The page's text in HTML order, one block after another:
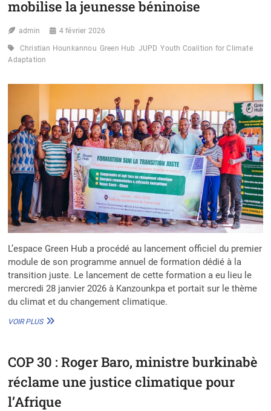
FONT
MOINS
MORTS
ET
MILLIERS
SINISTRÉS
mobilise la jeunesse béninoise
admin 4 février 2026
Christian Hounkannou Green Hub JUPD Youth Coalition for Climate
Adaptation
L’espace Green Hub a procédé au lancement officiel du premier
module de son programme annuel de formation dédié à la
transition juste. Le lancement de cette formation a eu lieu le
mercredi 28 janvier 2026 à Kanzounkpa et portait sur le thème
du climat et du changement climatique.
VOIR PLUSTRANSITION
HUB
ET
LA
COP 30 : Roger Baro, ministre burkinabè
réclame une justice climatique pour
l’Afrique